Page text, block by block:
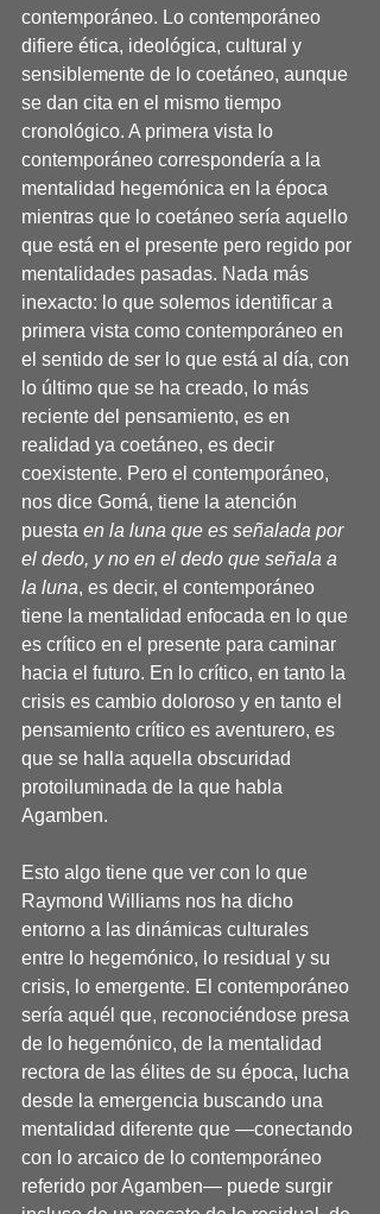
contemporáneo. Lo contemporáneo
difiere ética, ideológica, cultural y
sensiblemente de lo coetáneo, aunque
se dan cita en el mismo tiempo
cronológico. A primera vista lo
contemporáneo correspondería a la
mentalidad hegemónica en la época
mientras que lo coetáneo sería aquello
que está en el presente pero regido por
mentalidades pasadas. Nada más
inexacto: lo que solemos identificar a
primera vista como contemporáneo en
el sentido de ser lo que está al día, con
lo último que se ha creado, lo más
reciente del pensamiento, es en
realidad ya coetáneo, es decir
coexistente. Pero el contemporáneo,
nos dice Gomá, tiene la atención
puesta en la luna que es señalada por
el dedo, y no en el dedo que señala a
la luna, es decir, el contemporáneo
tiene la mentalidad enfocada en lo que
es crítico en el presente para caminar
hacia el futuro. En lo crítico, en tanto la
crisis es cambio doloroso y en tanto el
pensamiento crítico es aventurero, es
que se halla aquella obscuridad
protoiluminada de la que habla
Agamben.
Esto algo tiene que ver con lo que
Raymond Williams nos ha dicho
entorno a las dinámicas culturales
entre lo hegemónico, lo residual y su
crisis, lo emergente. El contemporáneo
sería aquél que, reconociéndose presa
de lo hegemónico, de la mentalidad
rectora de las élites de su época, lucha
desde la emergencia buscando una
mentalidad diferente que —conectando
con lo arcaico de lo contemporáneo
referido por Agamben— puede surgir